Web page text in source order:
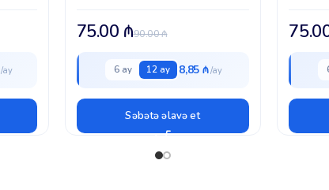
90.00₼
75.00 ₼
6 ay 12 ay 8,85 ₼
Səbətə əlavə et